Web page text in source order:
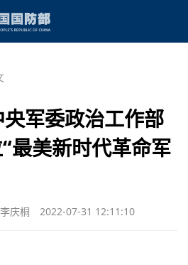
军委政治工作部
最美新时代革命军
庆桐 2022-07-31 12:11:10